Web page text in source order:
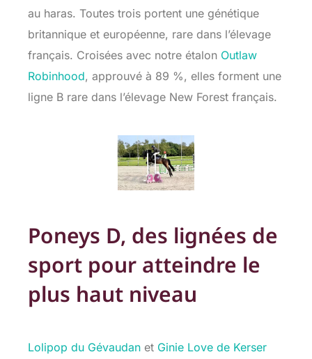
au haras. Toutes trois portent une génétique
britannique et européenne, rare dans l’élevage
français. Croisées avec notre étalon Outlaw
Robinhood, approuvé à 89 %, elles forment une
ligne B rare dans l’élevage New Forest français.
Poneys D, des lignées de
sport pour atteindre le
plus haut niveau
Lolipop du Gévaudan et Ginie Love de Kerser